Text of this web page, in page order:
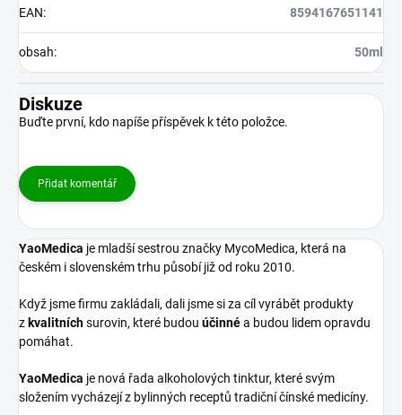
EAN: 8594167651141
obsah: 50ml
Diskuze
Buďte první, kdo napíše příspěvek k této položce.
Přidat komentář
YaoMedica je mladší sestrou značky MycoMedica, která na
českém i slovenském trhu působí již od roku 2010.
Když jsme firmu zakládali, dali jsme si za cíl vyrábět produkty
z kvalitníchsurovin, které budou účinnéa budou lidem opravdu
pomáhat.
YaoMedica je nová řada alkoholových tinktur, které svým
složením vycházejí z bylinných receptů tradiční čínské medicíny.